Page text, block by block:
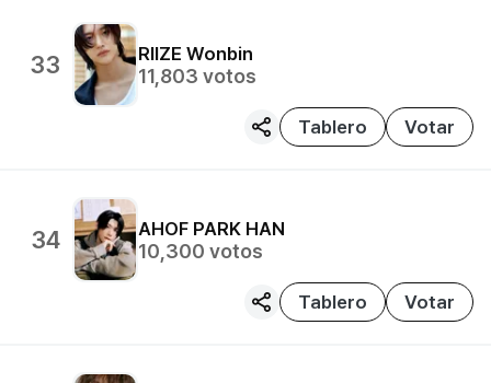
33 RIIZE Wonbin
11,803 votos
Tablero Votar
34 AHOF PARK HAN
10,300 votos
Tablero Votar